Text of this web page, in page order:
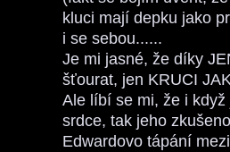
kluci mají depku jako
i se sebou......
Je mi jasné, že díky
šťourat, jen KRUCI
Ale líbí se mi, že i
srdce, tak jeho
Edwardovo tápání